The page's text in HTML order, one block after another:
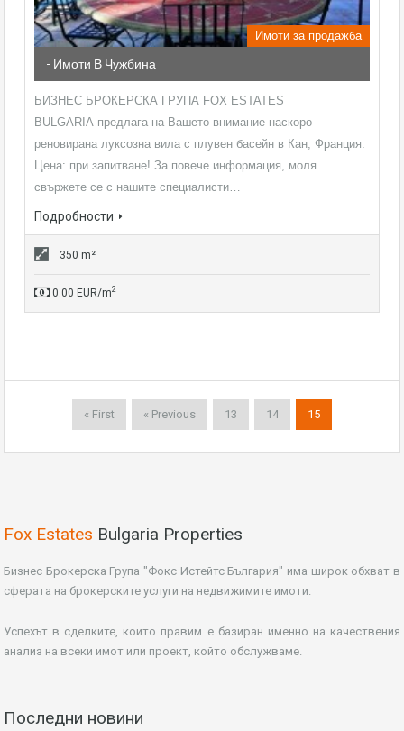
Имоти за продажба
- Имоти В Чужбина
БИЗНЕС БРОКЕРСКА ГРУПА FOX ESTATES
BULGARIA предлага на Вашето внимание наскоро
реновирана луксозна вила с плувен басейн в Кан, Франция.
Цена: при запитване! За повече информация, моля
свържете се с нашите специалисти…
Подробности
350 m²
0.00 EUR/m2
« First « Previous 13 14 15
Fox Estates Bulgaria Properties
Бизнес Брокерска Група "Фокс Истейтс България" има широк обхват в
сферата на брокерските услуги на недвижимите имоти.
Успехът в сделките, които правим е базиран именно на качествения
анализ на всеки имот или проект, който обслужваме.
Последни новини